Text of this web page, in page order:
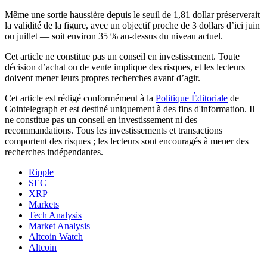
Même une sortie haussière depuis le seuil de 1,81 dollar préserverait
la validité de la figure, avec un objectif proche de 3 dollars d’ici juin
ou juillet — soit environ 35 % au-dessus du niveau actuel.
Cet article ne constitue pas un conseil en investissement. Toute
décision d’achat ou de vente implique des risques, et les lecteurs
doivent mener leurs propres recherches avant d’agir.
Cet article est rédigé conformément à la Politique Éditoriale de
Cointelegraph et est destiné uniquement à des fins d'information. Il
ne constitue pas un conseil en investissement ni des
recommandations. Tous les investissements et transactions
comportent des risques ; les lecteurs sont encouragés à mener des
recherches indépendantes.
Ripple
SEC
XRP
Markets
Tech Analysis
Market Analysis
Altcoin Watch
Altcoin